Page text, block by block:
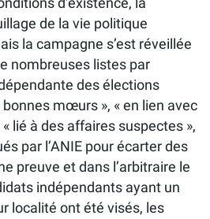
de la vie politique
la campagne s’est réveillée
nombreuses listes par
des élections
mœurs », « en lien avec
lié à des affaires suspectes »,
par l’ANIE pour écarter des
preuve et dans l’arbitraire le
indépendants ayant un
localité ont été visés, les